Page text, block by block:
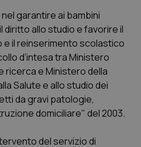
garantire ai bambini
allo studio e favorire il
il reinserimento scolastico
d’intesa tra Ministero
ricerca e Ministero della
Salute e allo studio dei
da gravi patologie,
domiciliare" del 2003.
del servizio di